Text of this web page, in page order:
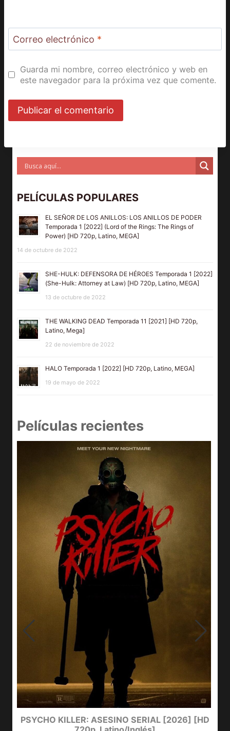
Correo electrónico *
Guarda mi nombre, correo electrónico y web en
este navegador para la próxima vez que comente.
PELÍCULAS POPULARES
EL SEÑOR DE LOS ANILLOS: LOS ANILLOS DE PODER
Temporada 1 [2022] (Lord of the Rings: The Rings of
Power) [HD 720p, Latino, MEGA]
14 de octubre de 2022
SHE-HULK: DEFENSORA DE HÉROES Temporada 1 [2022]
(She-Hulk: Attorney at Law) [HD 720p, Latino, MEGA]
13 de octubre de 2022
THE WALKING DEAD Temporada 11 [2021] [HD 720p,
Latino, Mega]
22 de noviembre de 2022
HALO Temporada 1 [2022] [HD 720p, Latino, MEGA]
19 de mayo de 2022
Películas recientes
PSYCHO KILLER: ASESINO SERIAL [2026] [HD